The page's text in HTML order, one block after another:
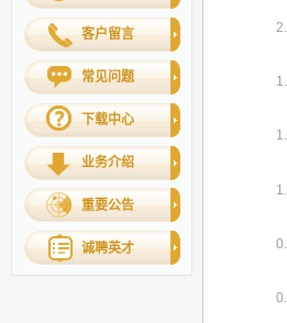
客户留言
常见问题
下载中心
业务介绍
重要公告
诚聘英才